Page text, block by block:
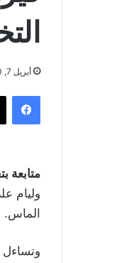
أبريل 7, 2020
متابعة
الماس.